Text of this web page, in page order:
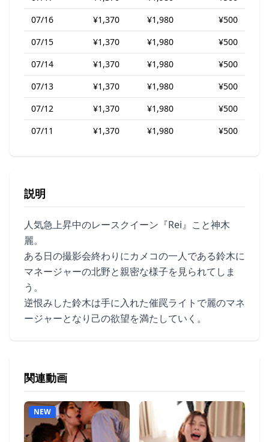
07/16
¥1,370 ¥1,980
¥500
07/15
¥1,370 ¥1,980
¥500
07/14
¥1,370 ¥1,980
¥500
07/13
¥1,370 ¥1,980
¥500
07/12
¥1,370 ¥1,980
¥500
07/11
¥1,370 ¥1,980 ¥500
説明
人気急上昇中のレースクイーン『Rei』こと神木
麗。
ある日の撮影会終わりにカメコの一人である鈴木に
マネージャーの北野と親密な様子を見られてしま
う。
逆恨みした鈴木は手に入れた催罠ライトで麗のマネ
ージャーとなり己の欲望を満たしていく。
関連動画
NEW